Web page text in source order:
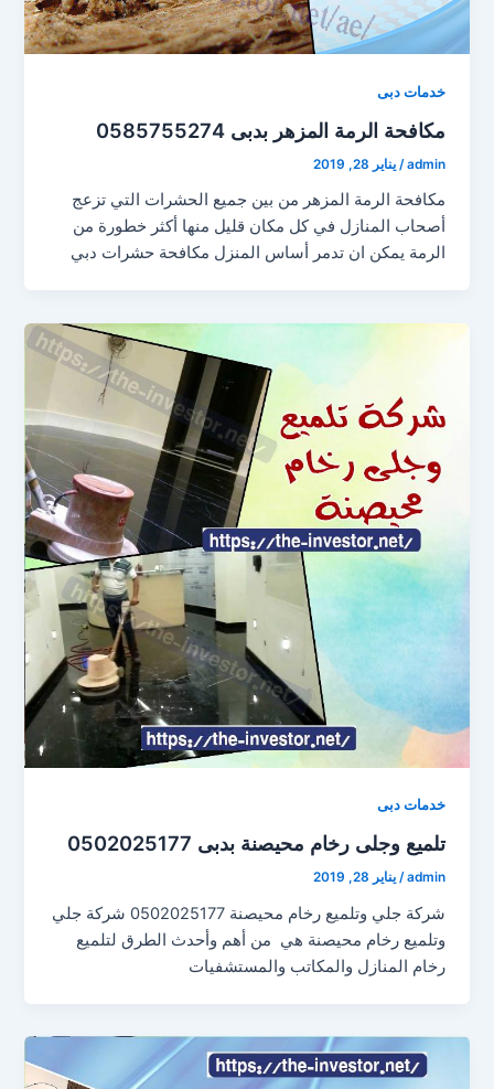
خدمات دبى
مكافحة الرمة المزهر بدبى 0585755274
admin
/يناير 28, 2019
مكافحة الرمة المزهر من بين جميع الحشرات التي تزعج
أصحاب المنازل في كل مكان قليل منها أكثر خطورة من
الرمة يمكن ان تدمر أساس المنزل مكافحة حشرات دبي
خدمات دبى
تلميع وجلى رخام محيصنة بدبى 0502025177
admin
/يناير 28, 2019
شركة جلي وتلميع رخام محيصنة 0502025177 شركة جلي
وتلميع رخام محيصنة هي من أهم وأحدث الطرق لتلميع
رخام المنازل والمكاتب والمستشفيات